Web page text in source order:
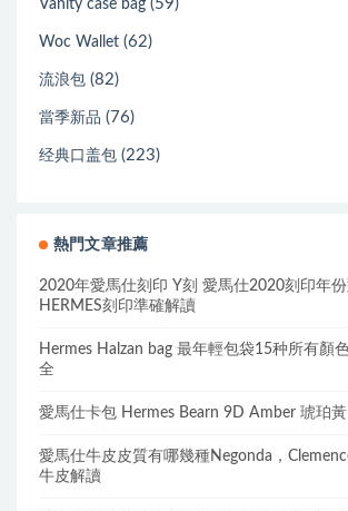
Vanity case bag (59)
Woc Wallet (62)
流浪包 (82)
當季新品 (76)
经典口盖包 (223)
熱門文章推薦
2020年愛馬仕刻印 Y刻 愛馬仕2020刻印年
HERMES刻印準確解讀
Hermes Halzan bag 最年輕包袋15种所有顏
全
愛馬仕卡包 Hermes Bearn 9D Amber 琥珀
愛馬仕牛皮皮質有哪幾種Negonda，
牛皮解讀